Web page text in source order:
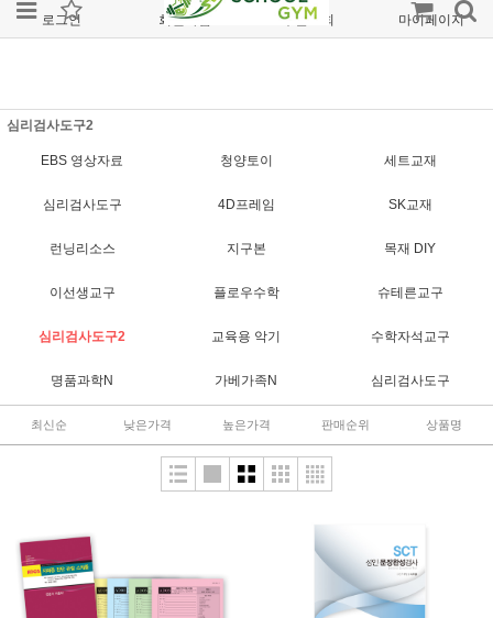
로그인 회원가입 주문조회 마이페이지
심리검사도구2
EBS 영상자료 청양토이 세트교재
심리검사도구 4D프레임 SK교재
런닝리소스 지구본 목재 DIY
이선생교구 플로우수학 슈테른교구
심리검사도구2 교육용 악기 수학자석교구
명품과학N 가베가족N 심리검사도구
최신순 낮은가격 높은가격 판매순위 상품명